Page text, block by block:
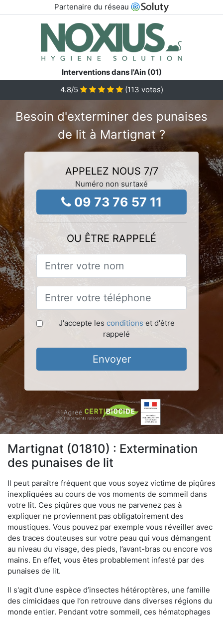
Partenaire du réseau
Interventions dans l'Ain (01)
4.8/5 (113 votes)
Besoin d'exterminer des punaises
de lit à Martignat ?
APPELEZ NOUS 7/7
Numéro non surtaxé
09 73 76 57 11
OU ÊTRE RAPPELÉ
J'accepte les conditions et d'être
rappelé
Envoyer
Martignat (01810) : Extermination
des punaises de lit
Il peut paraître fréquent que vous soyez victime de piqûres
inexpliquées au cours de vos moments de sommeil dans
votre lit. Ces piqûres que vous ne parvenez pas à
expliquer ne proviennent pas obligatoirement des
moustiques. Vous pouvez par exemple vous réveiller avec
des traces douteuses sur votre peau qui vous démangent
au niveau du visage, des pieds, l’avant-bras ou encore vos
mains. En effet, vous êtes probablement infesté par des
punaises de lit.
Il s'agit d'une espèce d’insectes hétéroptères, une famille
des cimicidaes que l’on retrouve dans diverses régions du
monde entier. Pendant votre sommeil, ces hématophages